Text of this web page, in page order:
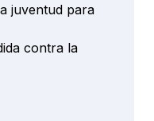
juventud para
contra la